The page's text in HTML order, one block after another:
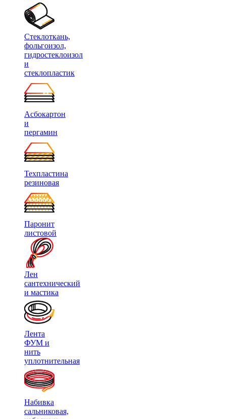
Стеклоткань,
фольгоизол,
гидростеклоизол
и
стеклопластик
Асбокартон
и
пергамин
Техпластина
резиновая
Паронит
листовой
Лен
сантехнический
и мастика
Лента
ФУМ и
нить
уплотнительная
Набивка
сальниковая,